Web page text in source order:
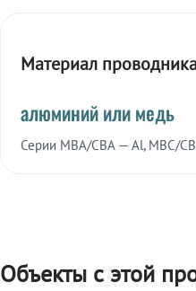
Материал
алюминий или медь
Серии МВА/СВА — Al, МВС/
Объекты с этой